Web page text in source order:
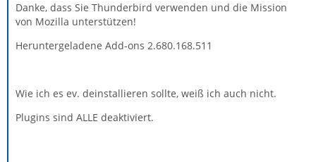
Danke, dass Sie Thunderbird verwenden und die Mission
von Mozilla unterstützen!
Heruntergeladene Add-ons 2.680.168.511
Wie ich es ev. deinstallieren sollte, weiß ich auch nicht.
Plugins sind ALLE deaktiviert.